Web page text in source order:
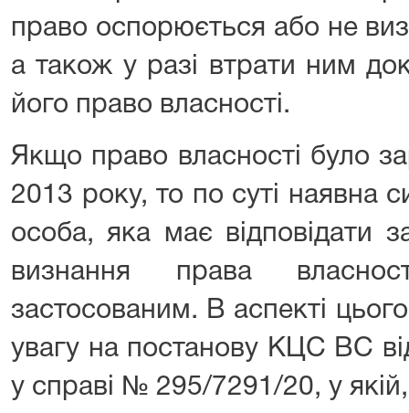
право оспорюється або не
а також у разі втрати ним
його право власності.
Якщо право власності було
2013 року, то по суті наявна
особа, яка має відповідати
визнання права
застосованим. В аспекті
увагу на постанову КЦС ВС
у справі № 295/7291/20, у якій,